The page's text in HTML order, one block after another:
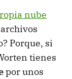
nube
Porque, si
tienes
por unos